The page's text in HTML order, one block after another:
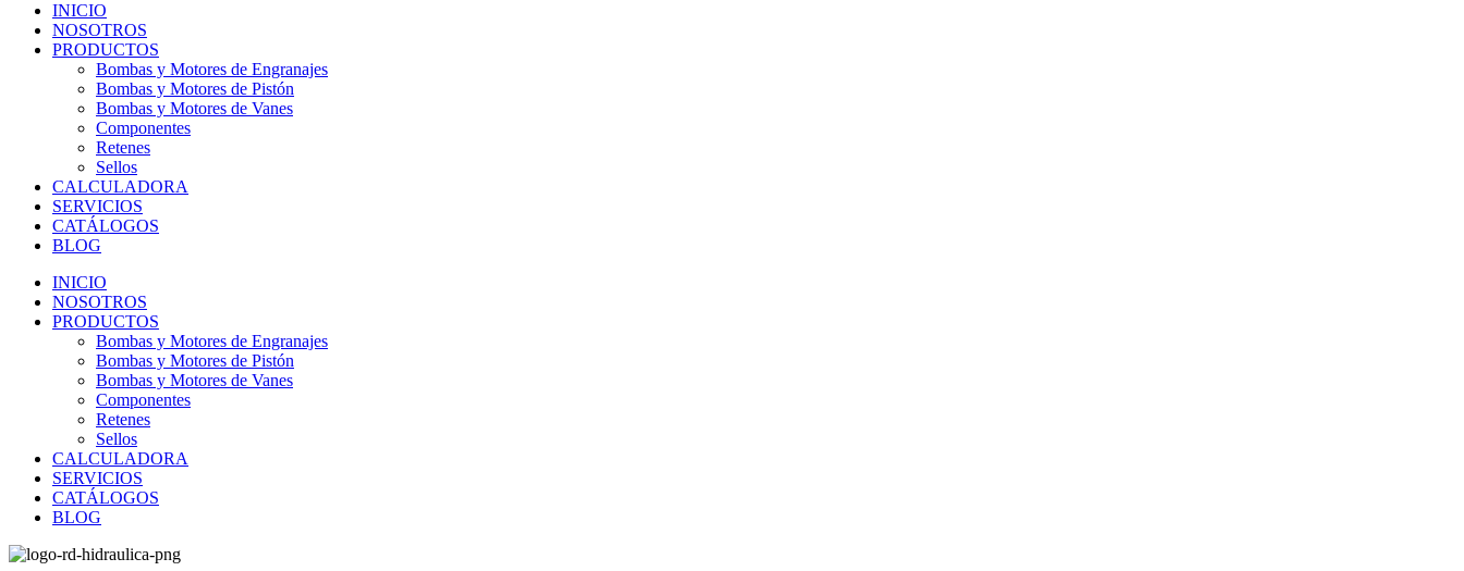
INICIO
NOSOTROS
PRODUCTOS
Bombas y Motores de Engranajes
Bombas y Motores de Pistón
Bombas y Motores de Vanes
Componentes
Retenes
Sellos
CALCULADORA
SERVICIOS
CATÁLOGOS
BLOG
INICIO
NOSOTROS
PRODUCTOS
Bombas y Motores de Engranajes
Bombas y Motores de Pistón
Bombas y Motores de Vanes
Componentes
Retenes
Sellos
CALCULADORA
SERVICIOS
CATÁLOGOS
BLOG